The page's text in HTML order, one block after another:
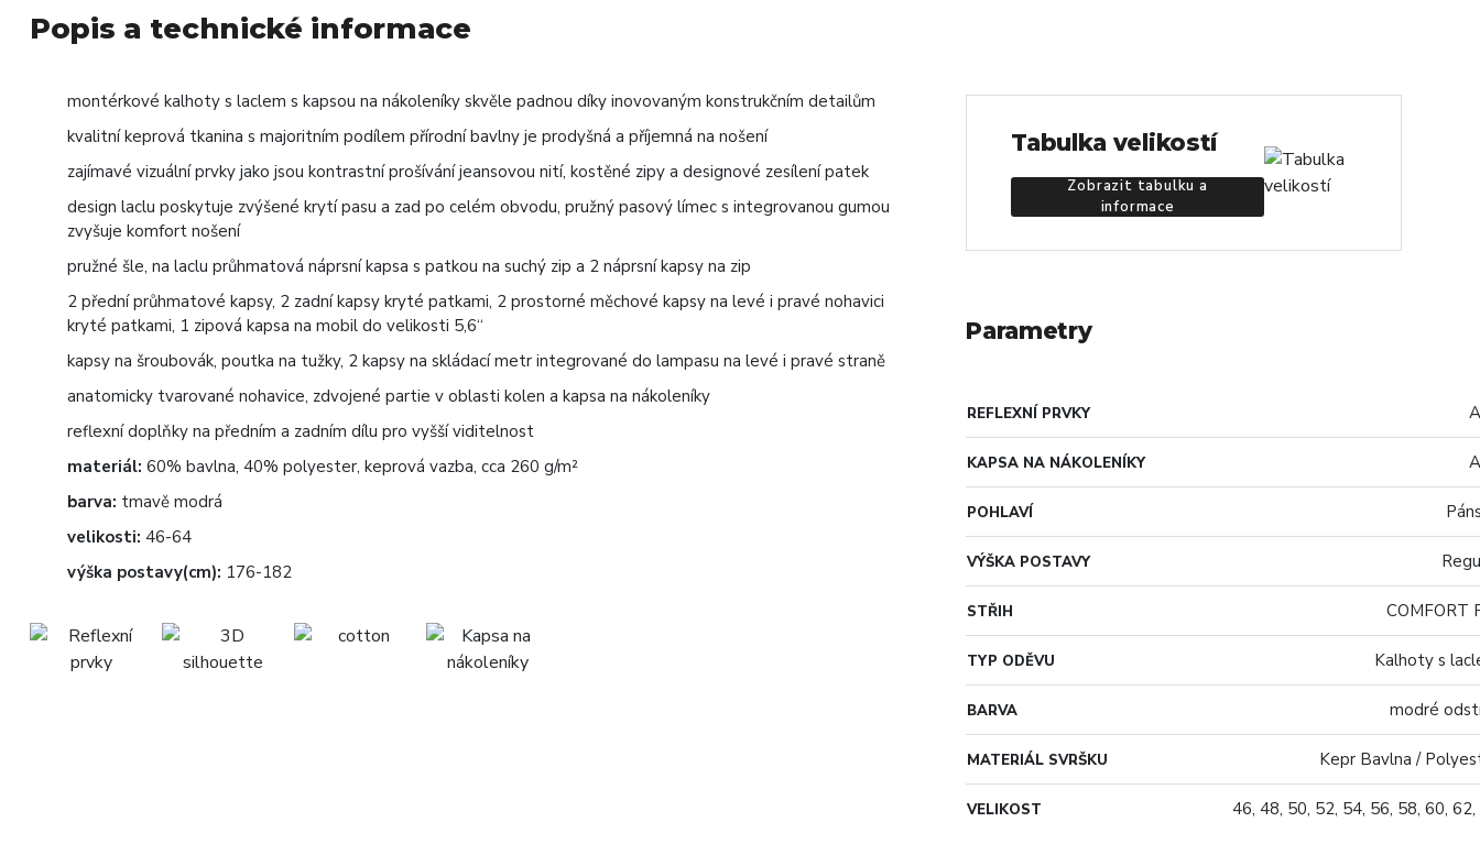
Popis a technické informace
montérkové kalhoty s laclem s kapsou na nákoleníky skvěle padnou díky inovovaným konstrukčním detailům
kvalitní keprová tkanina s majoritním podílem přírodní bavlny je prodyšná a příjemná na nošení
zajímavé vizuální prvky jako jsou kontrastní prošívání jeansovou nití, kostěné zipy a designové zesílení patek
design laclu poskytuje zvýšené krytí pasu a zad po celém obvodu, pružný pasový límec s integrovanou gumou
zvyšuje komfort nošení
pružné šle, na laclu průhmatová náprsní kapsa s patkou na suchý zip a 2 náprsní kapsy na zip
2 přední průhmatové kapsy, 2 zadní kapsy kryté patkami, 2 prostorné měchové kapsy na levé i pravé nohavici
kryté patkami, 1 zipová kapsa na mobil do velikosti 5,6“
kapsy na šroubovák, poutka na tužky, 2 kapsy na skládací metr integrované do lampasu na levé i pravé straně
anatomicky tvarované nohavice, zdvojené partie v oblasti kolen a kapsa na nákoleníky
reflexní doplňky na předním a zadním dílu pro vyšší viditelnost
materiál: 60% bavlna, 40% polyester, keprová vazba, cca 260 g/m²
barva: tmavě modrá
velikosti: 46-64
výška postavy(cm): 176-182
Tabulka velikostí
Zobrazit tabulku a
informace
Parametry
REFLEXNÍ PRVKY
KAPSA NA NÁKOLENÍKY
POHLAVÍ
VÝŠKA POSTAVY
STŘIH COMFORT
TYP ODĚVU Kalhoty s
BARVA modré
MATERIÁL SVRŠKU Kepr Bavlna /
VELIKOST 46, 48, 50, 52, 54, 56, 58, 60,